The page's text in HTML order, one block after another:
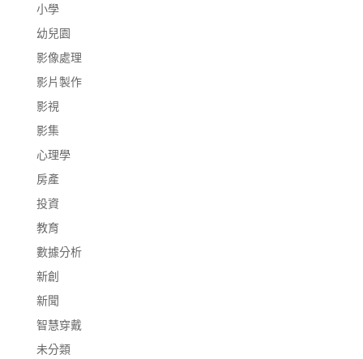
小學
幼兒園
影像處理
影片製作
影視
影集
心理學
房產
投資
教育
數據分析
新創
新聞
智慧穿戴
未分類